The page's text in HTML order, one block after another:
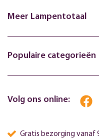
Meer Lampentotaal
Populaire categorieën
Volg ons online:
Gratis bezorging vanaf